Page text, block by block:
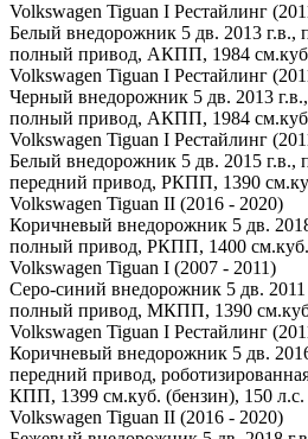
Volkswagen Tiguan I Рестайлинг
Белый внедорожник 5 дв. 2013 г.в.,
полный привод, АКПП, 1984
Volkswagen Tiguan I Рестайлинг
Черный внедорожник 5 дв. 2013
полный привод, АКПП, 1984
Volkswagen Tiguan I Рестайлинг
Белый внедорожник 5 дв. 2015 г.в.,
передний привод, РКПП, 1390
Volkswagen Tiguan II (2016 - 2020)
Коричневый внедорожник 5 дв.
полный привод, РКПП, 1400 см.куб.
Volkswagen Tiguan I (2007 - 2011)
Серо-синий внедорожник 5 дв. 2011
полный привод, МКПП, 1390
Volkswagen Tiguan I Рестайлинг
Коричневый внедорожник 5 дв.
передний привод,
КПП, 1399 см.куб. (бензин), 150 л.с.
Volkswagen Tiguan II (2016 - 2020)